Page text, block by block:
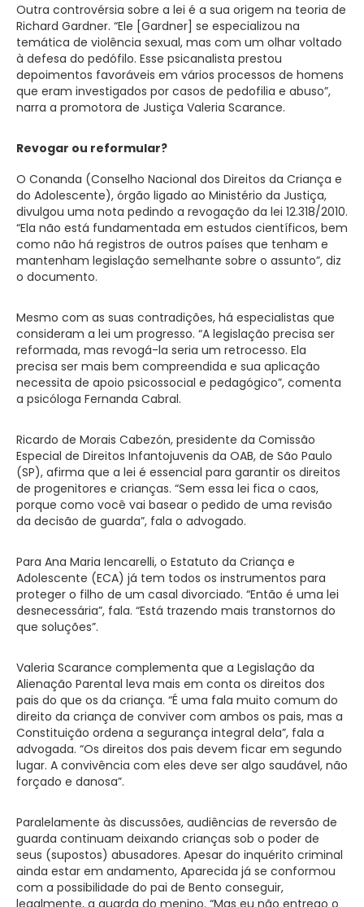
Outra controvérsia sobre a lei é a sua origem na teoria de
Richard Gardner. “Ele [Gardner] se especializou na
temática de violência sexual, mas com um olhar voltado
à defesa do pedófilo. Esse psicanalista prestou
depoimentos favoráveis em vários processos de homens
que eram investigados por casos de pedofilia e abuso”,
narra a promotora de Justiça Valeria Scarance.
Revogar ou reformular?
O Conanda (Conselho Nacional dos Direitos da Criança e
do Adolescente), órgão ligado ao Ministério da Justiça,
divulgou uma nota pedindo a revogação da lei 12.318/2010.
“Ela não está fundamentada em estudos científicos, bem
como não há registros de outros países que tenham e
mantenham legislação semelhante sobre o assunto”, diz
o documento.
Mesmo com as suas contradições, há especialistas que
consideram a lei um progresso. “A legislação precisa ser
reformada, mas revogá-la seria um retrocesso. Ela
precisa ser mais bem compreendida e sua aplicação
necessita de apoio psicossocial e pedagógico”, comenta
a psicóloga Fernanda Cabral.
Ricardo de Morais Cabezón, presidente da Comissão
Especial de Direitos Infantojuvenis da OAB, de São Paulo
(SP), afirma que a lei é essencial para garantir os direitos
de progenitores e crianças. “Sem essa lei fica o caos,
porque como você vai basear o pedido de uma revisão
da decisão de guarda”, fala o advogado.
Para Ana Maria Iencarelli, o Estatuto da Criança e
Adolescente (ECA) já tem todos os instrumentos para
proteger o filho de um casal divorciado. “Então é uma lei
desnecessária”, fala. “Está trazendo mais transtornos do
que soluções”.
Valeria Scarance complementa que a Legislação da
Alienação Parental leva mais em conta os direitos dos
pais do que os da criança. “É uma fala muito comum do
direito da criança de conviver com ambos os pais, mas a
Constituição ordena a segurança integral dela”, fala a
advogada. “Os direitos dos pais devem ficar em segundo
lugar. A convivência com eles deve ser algo saudável, não
forçado e danosa”.
Paralelamente às discussões, audiências de reversão de
guarda continuam deixando crianças sob o poder de
seus (supostos) abusadores. Apesar do inquérito criminal
ainda estar em andamento, Aparecida já se conformou
com a possibilidade do pai de Bento conseguir,